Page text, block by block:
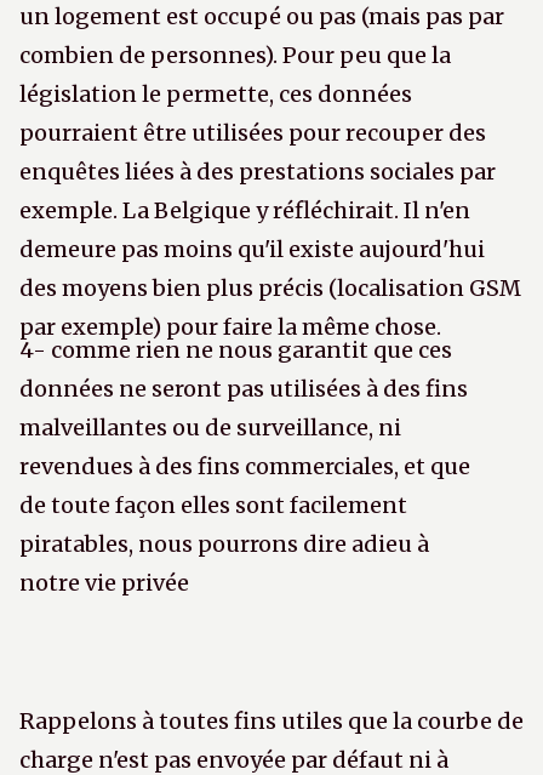
un logement est occupé ou pas (mais pas par
combien de personnes). Pour peu que la
législation le permette, ces données
pourraient être utilisées pour recouper des
enquêtes liées à des prestations sociales par
exemple. La Belgique y réfléchirait. Il n'en
demeure pas moins qu'il existe aujourd'hui
des moyens bien plus précis (localisation GSM
par exemple) pour faire la même chose.
4- comme rien ne nous garantit que ces
données ne seront pas utilisées à des fins
malveillantes ou de surveillance, ni
revendues à des fins commerciales, et que
de toute façon elles sont facilement
piratables, nous pourrons dire adieu à
notre vie privée
Rappelons à toutes fins utiles que la courbe de
charge n'est pas envoyée par défaut ni à